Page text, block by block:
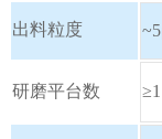
出料粒度
研磨平台数